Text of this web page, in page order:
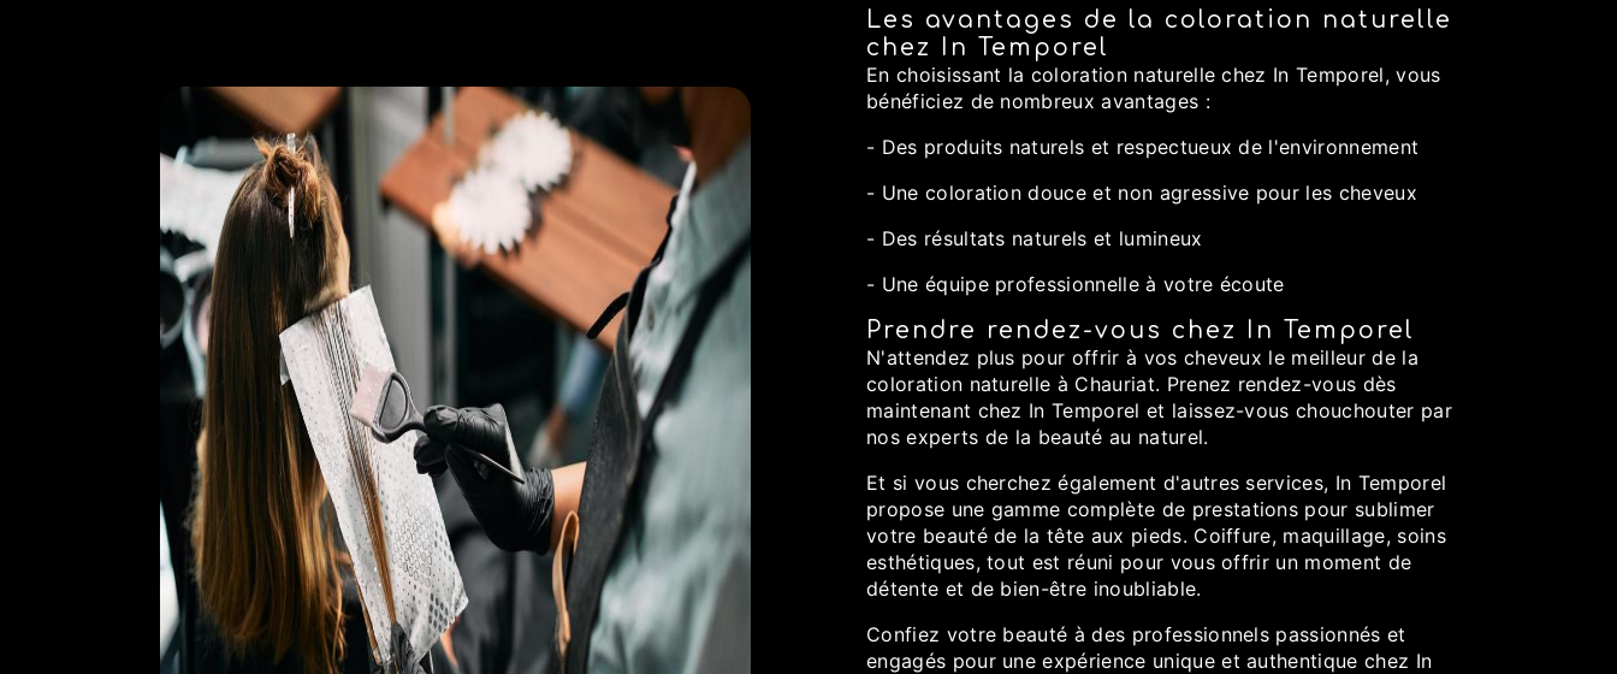
Les avantages de la coloration naturelle
chez In Temporel
En choisissant la coloration naturelle chez In Temporel, vous
bénéficiez de nombreux avantages :
- Des produits naturels et respectueux de l'environnement
- Une coloration douce et non agressive pour les cheveux
- Des résultats naturels et lumineux
- Une équipe professionnelle à votre écoute
Prendre rendez-vous chez In Temporel
N'attendez plus pour offrir à vos cheveux le meilleur de la
coloration naturelle à Chauriat. Prenez rendez-vous dès
maintenant chez In Temporel et laissez-vous chouchouter par
nos experts de la beauté au naturel.
Et si vous cherchez également d'autres services, In Temporel
propose une gamme complète de prestations pour sublimer
votre beauté de la tête aux pieds. Coiffure, maquillage, soins
esthétiques, tout est réuni pour vous offrir un moment de
détente et de bien-être inoubliable.
Confiez votre beauté à des professionnels passionnés et
engagés pour une expérience unique et authentique chez In